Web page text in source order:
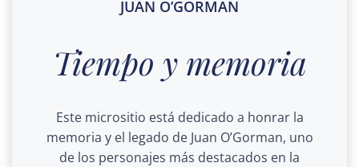
JUAN O’GORMAN
Tiempo y memoria
Este micrositio está dedicado a honrar la
memoria y el legado de Juan O’Gorman, uno
de los personajes más destacados en la